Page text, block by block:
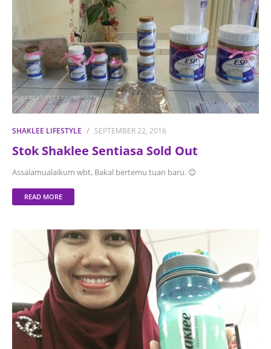
SHAKLEE LIFESTYLE SEPTEMBER 22, 2016
Stok Shaklee Sentiasa Sold Out
Assalamualaikum wbt, Bakal bertemu tuan baru. 😊
READ MORE